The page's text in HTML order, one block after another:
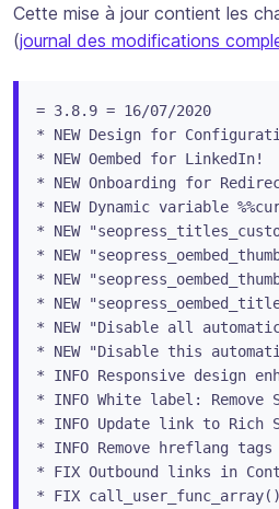
Cette mise à jour contient les
(journal des modifications
= 3.8.9 = 16/07/2020
* NEW Design for
* NEW Oembed for LinkedIn!
* NEW Onboarding for
* NEW Dynamic variable
* NEW
* NEW
* NEW
* NEW
* NEW "Disable all
* NEW "Disable this
* INFO Responsive design
* INFO White label: Remove
* INFO Update link to Rich
* INFO Remove hreflang
* FIX Outbound links in
* FIX